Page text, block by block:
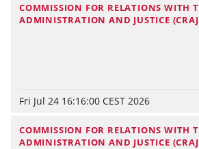
COMMISSION FOR RELATIONS WITH
ADMINISTRATION AND JUSTICE
Fri Jul 24 16:16:00 CEST 2026
COMMISSION FOR RELATIONS WITH
ADMINISTRATION AND JUSTICE